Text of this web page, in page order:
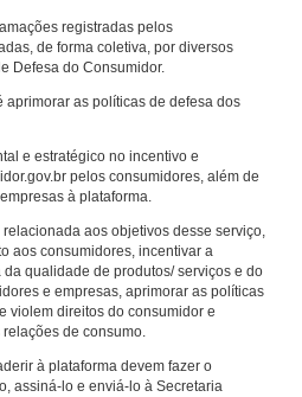
registradas pelos
de forma coletiva, por diversos
Defesa do Consumidor.
aprimorar as políticas de defesa dos
e estratégico no incentivo e
pelos consumidores, além de
à plataforma.
aos objetivos desse serviço,
aos consumidores, incentivar a
qualidade de produtos/ serviços e do
e empresas, aprimorar as políticas
violem direitos do consumidor e
de consumo.
à plataforma devem fazer o
assiná-lo e enviá-lo à Secretaria